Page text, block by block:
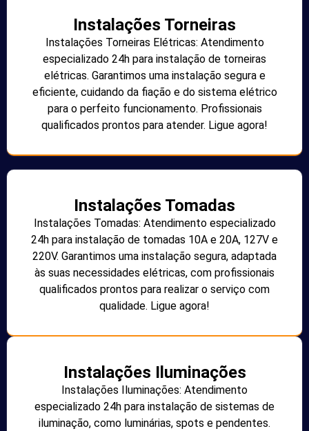
Instalações Torneiras
Instalações Torneiras Elétricas: Atendimento
especializado 24h para instalação de torneiras
elétricas. Garantimos uma instalação segura e
eficiente, cuidando da fiação e do sistema elétrico
para o perfeito funcionamento. Profissionais
qualificados prontos para atender. Ligue agora!
Instalações Tomadas
Instalações Tomadas: Atendimento especializado
24h para instalação de tomadas 10A e 20A, 127V e
220V. Garantimos uma instalação segura, adaptada
às suas necessidades elétricas, com profissionais
qualificados prontos para realizar o serviço com
qualidade. Ligue agora!
Instalações Iluminações
Instalações Iluminações: Atendimento
especializado 24h para instalação de sistemas de
iluminação, como luminárias, spots e pendentes.